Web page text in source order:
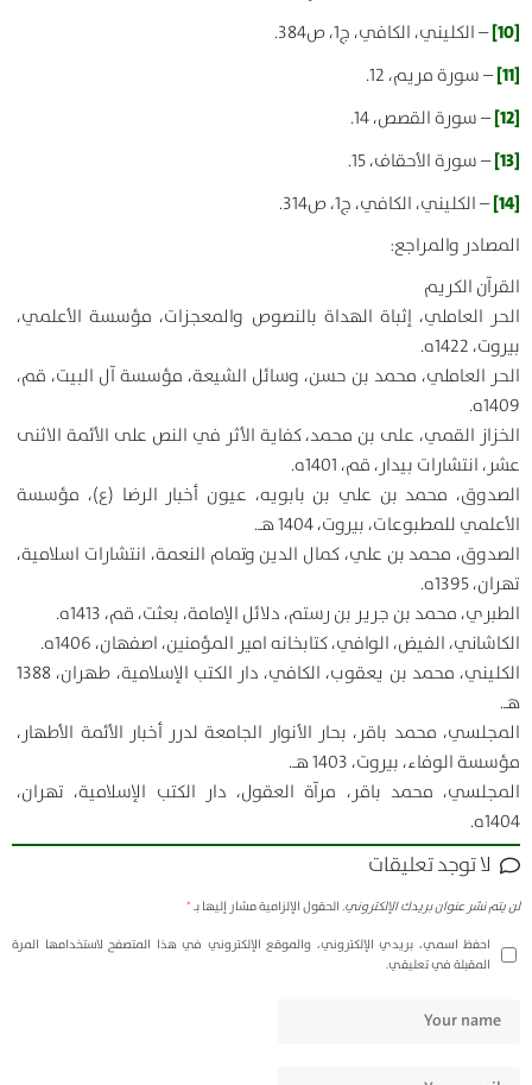
[10] – الكليني، الكافي، ج‏1، ص384.
[11] – سورة مريم، 12.
[12] – سورة القصص، 14.
[13] – سورة الأحقاف، 15.
[14]
– الكليني، الكافي، ج‏1، ص314.
المصادر والمراجع:
القرآن الكریم
الحر العاملي، إثباة الهداة بالنصوص والمعجزات، مؤسسة الأعلمي،
بيروت، 1422ه.
الحر العاملي، محمد بن حسن، وسائل الشيعة، مؤسسة آل البيت، قم،
1409ه.
الخزاز القمي، علی بن محمد، كفاية الأثر في النص على الأئمة الاثنی
عشر، انتشارات بيدار، قم، 1401ه.
الصدوق، محمد بن علي بن بابويه، عيون أخبار الرضا (ع)، مؤسسة
الأعلمي للمطبوعات، بيروت، 1404 هـ.
الصدوق، محمد بن علي، كمال الدين وتمام النعمة، انتشارات اسلامية،
تهران، 1395ه.
الطبري، محمد بن جرير بن رستم، دلائل الإمامة، بعثت، قم، 1413ه.
الكاشاني، الفيض، الوافي، كتابخانه امير المؤمنين، اصفهان، 1406ه.
الكليني، محمد بن يعقوب، الكافي، دار الكتب الإسلامية، طهران، 1388
هـ.
المجلسي، محمد باقر، بحار الأنوار الجامعة لدرر أخبار الأئمة الأطهار،
مؤسسة الوفاء، بيروت، 1403 هـ.
المجلسي، محمد باقر، مرآة العقول، دار الكتب الإسلامية، تهران،
1404ه.
لا توجد تعليقات
لن يتم نشر عنوان بريدك الإلكتروني.الحقول الإلزامية مشار إليها بـ*
احفظ اسمي، بريدي الإلكتروني، والموقع الإلكتروني في هذا المتصفح لاستخدامها المرة
المقبلة في تعليقي.